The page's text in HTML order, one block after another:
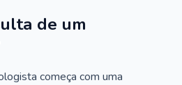
de um
começa com uma